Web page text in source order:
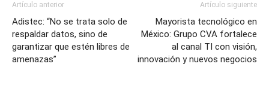
Artículo anterior
Adistec: “No se trata solo de
respaldar datos, sino de
garantizar que estén libres de
amenazas”
Artículo siguiente
Mayorista tecnológico en
México: Grupo CVA fortalece
al canal TI con visión,
innovación y nuevos negocios